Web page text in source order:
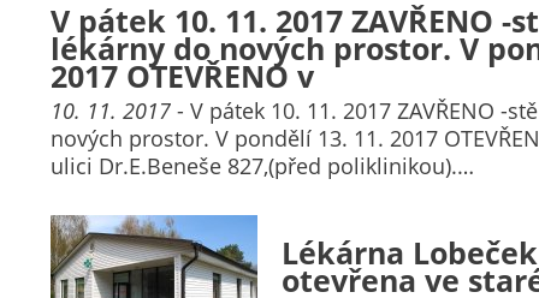
V pátek 10. 11. 2017 ZAVŘENO -
lékárny do nových prostor. V
2017 OTEVŘENO v
10. 11. 2017 - V pátek 10. 11. 2017 ZAVŘENO -
nových prostor. V pondělí 13. 11. 2017
ulici Dr.E.Beneše 827,(před poliklinikou).…
Lékárna
otevřena ve